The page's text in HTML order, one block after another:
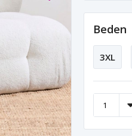
Beden
3XL